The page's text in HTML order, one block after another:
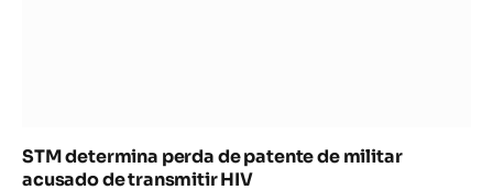
STM determina perda de patente de militar
acusado de transmitir HIV